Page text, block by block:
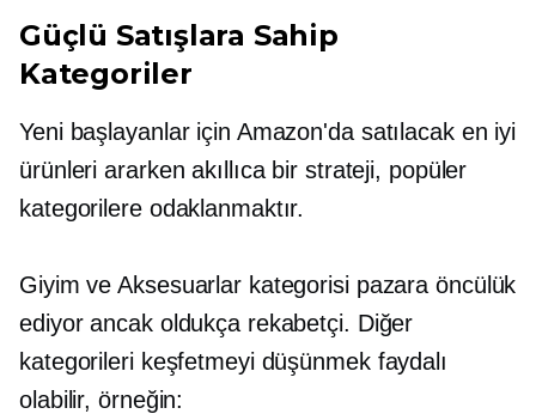
Güçlü Satışlara Sahip
Kategoriler
Yeni başlayanlar için Amazon'da satılacak en iyi
ürünleri ararken akıllıca bir strateji, popüler
kategorilere odaklanmaktır.
Giyim ve Aksesuarlar kategorisi pazara öncülük
ediyor ancak oldukça rekabetçi. Diğer
kategorileri keşfetmeyi düşünmek faydalı
olabilir, örneğin: